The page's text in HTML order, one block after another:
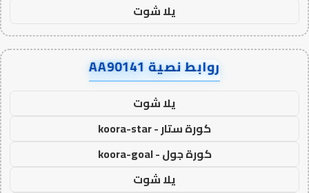
يلا شوت
روابط نصية AA90141
يلا شوت
كورة ستار - koora-star
كورة جول - koora-goal
يلا شوت